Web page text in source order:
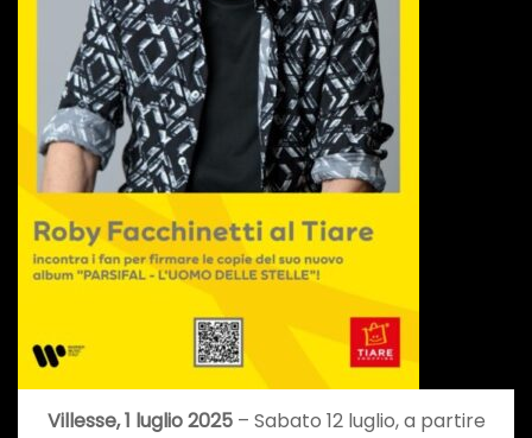
Villesse, 1 luglio 2025– Sabato 12 luglio, a partire